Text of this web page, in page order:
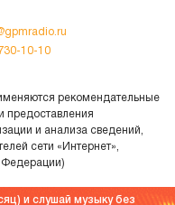
10-10
рекомендательные
предоставления
и анализа сведений,
сети «Интернет»,
Федерации)
и слушай музыку без